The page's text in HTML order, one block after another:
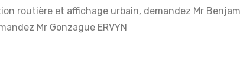
routière et affichage urbain, demandez Mr
Mr Gonzague ERVYN